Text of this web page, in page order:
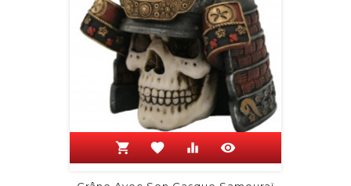
shopping_cart favorite equalizer visibility